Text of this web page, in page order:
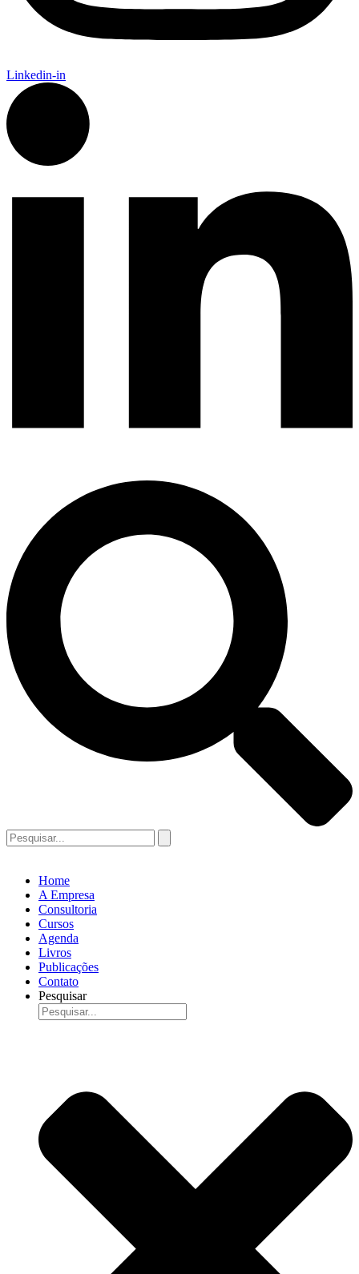
Linkedin-in
Home
A Empresa
Consultoria
Cursos
Agenda
Livros
Publicações
Contato
Pesquisar